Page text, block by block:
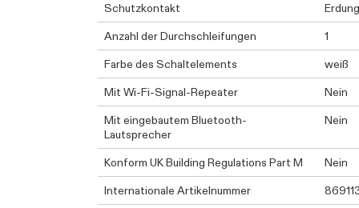
Schutzkontakt
Anzahl der Durchschleifungen
1
Farbe des Schaltelements
weiß
Mit Wi-Fi-Signal-Repeater
Nein
Mit eingebautem Bluetooth-
Lautsprecher
Nein
Konform UK Building Regulations Part M
Nein
Internationale Artikelnummer